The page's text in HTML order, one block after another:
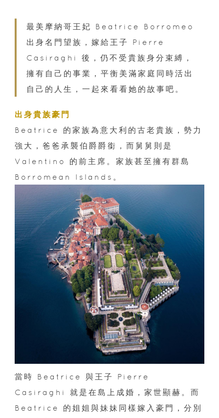
最美摩納哥王妃 Beatrice Borromeo
出身名門望族，嫁給王子 Pierre
Casiraghi 後，仍不受貴族身分束縛，
擁有自己的事業，平衡美滿家庭同時活出
自己的人生，一起來看看她的故事吧。
出身貴族豪門
Beatrice 的家族為意大利的古老貴族，勢力
強大，爸爸承襲伯爵爵銜，而舅舅則是
Valentino 的前主席。家族甚至擁有群島
Borromean Islands。
當時 Beatrice 與王子 Pierre
Casiraghi 就是在島上成婚，家世顯赫。而
Beatrice 的姐姐與妹妹同樣嫁入豪門，分別